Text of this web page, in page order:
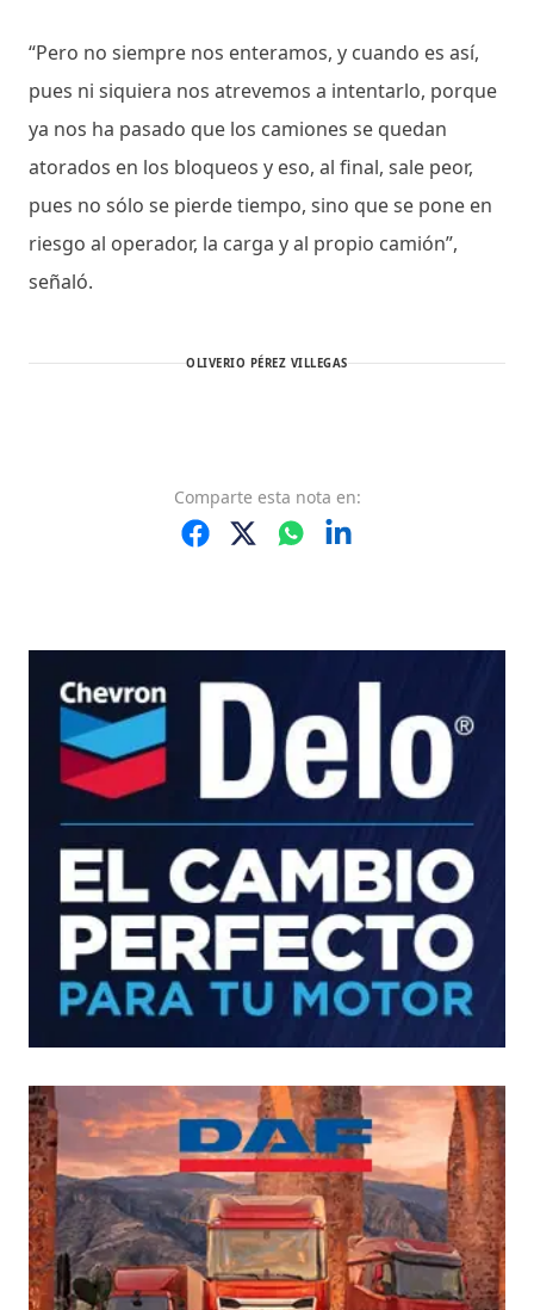
“Pero no siempre nos enteramos, y cuando es así,
pues ni siquiera nos atrevemos a intentarlo, porque
ya nos ha pasado que los camiones se quedan
atorados en los bloqueos y eso, al final, sale peor,
pues no sólo se pierde tiempo, sino que se pone en
riesgo al operador, la carga y al propio camión”,
señaló.
OLIVERIO PÉREZ VILLEGAS
Comparte esta nota en: